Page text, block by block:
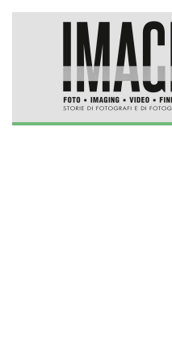
Skip to main content